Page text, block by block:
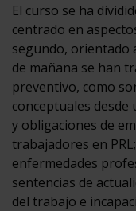
El curso se ha
centrado en
segundo, orientado
de mañana se han
preventivo, como
conceptuales desde
y obligaciones de
trabajadores en
enfermedades
sentencias de
del trabajo e